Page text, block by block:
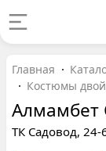
Главная
Костюмы
Алмамбет
ТК Садовод, 24-